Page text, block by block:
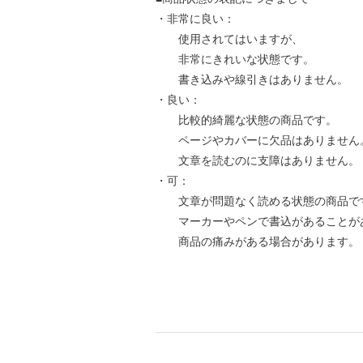
・非常に良い：
使用されてはいますが、
非常にきれいな状態です。
書き込みや線引きはありません。
・良い：
比較的綺麗な状態の商品です。
ページやカバーに欠品はありません
文章を読むのに支障はありません。
・可：
文章が問題なく読める状態の商品で
マーカーやペンで書込があることが
商品の痛みがある場合があります。